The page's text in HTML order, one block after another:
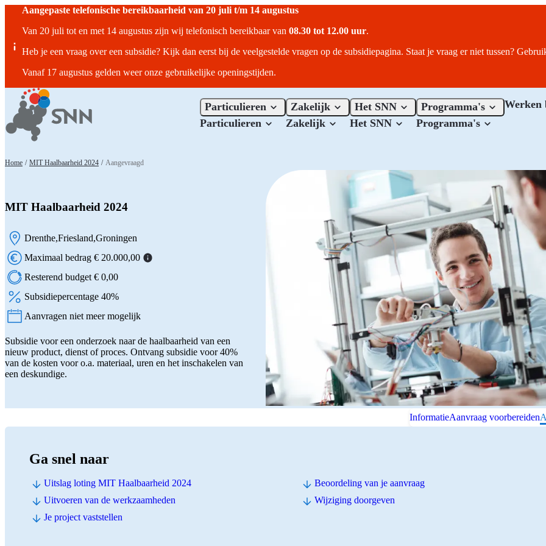
Aangepaste telefonische bereikbaarheid van 20 juli t/m 14 augustus
Van 20 juli tot en met 14 augustus zijn wij telefonisch bereikbaar van 08.30 tot 12.00 uur.
Heb je een vraag over een subsidie? Kijk dan eerst bij de veelgestelde vragen op de subsidiepagina. Staat je vraag er niet tussen?
Vanaf 17 augustus gelden weer onze gebruikelijke openingstijden.
Particulieren
Particulieren
Zakelijk
Zakelijk
Het SNN
Het SNN
Programma's
Programma's
Werken
Home / MIT Haalbaarheid 2024 / Aangevraagd
MIT Haalbaarheid 2024
Locatie:
Drenthe Friesland Groningen
Maximaal bedrag € 20.000,00
Resterend budget € 0,00
Subsidiepercentage 40%
Status:
Aanvragen niet meer mogelijk
Subsidie voor een onderzoek naar de haalbaarheid van een
nieuw product, dienst of proces. Ontvang subsidie voor 40%
van de kosten voor o.a. materiaal, uren en het inschakelen van
een deskundige.
InformatieAanvraag voorbereiden
Ga snel naar
Uitslag loting MIT Haalbaarheid 2024
Beoordeling van je aanvraag
Uitvoeren van de werkzaamheden
Wijziging doorgeven
Je project vaststellen